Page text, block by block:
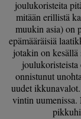
joulukoristeita
mitään erillistä
muukin asia) on
epämääräisiä
jotakin on
onnistunut
uudet
vintin